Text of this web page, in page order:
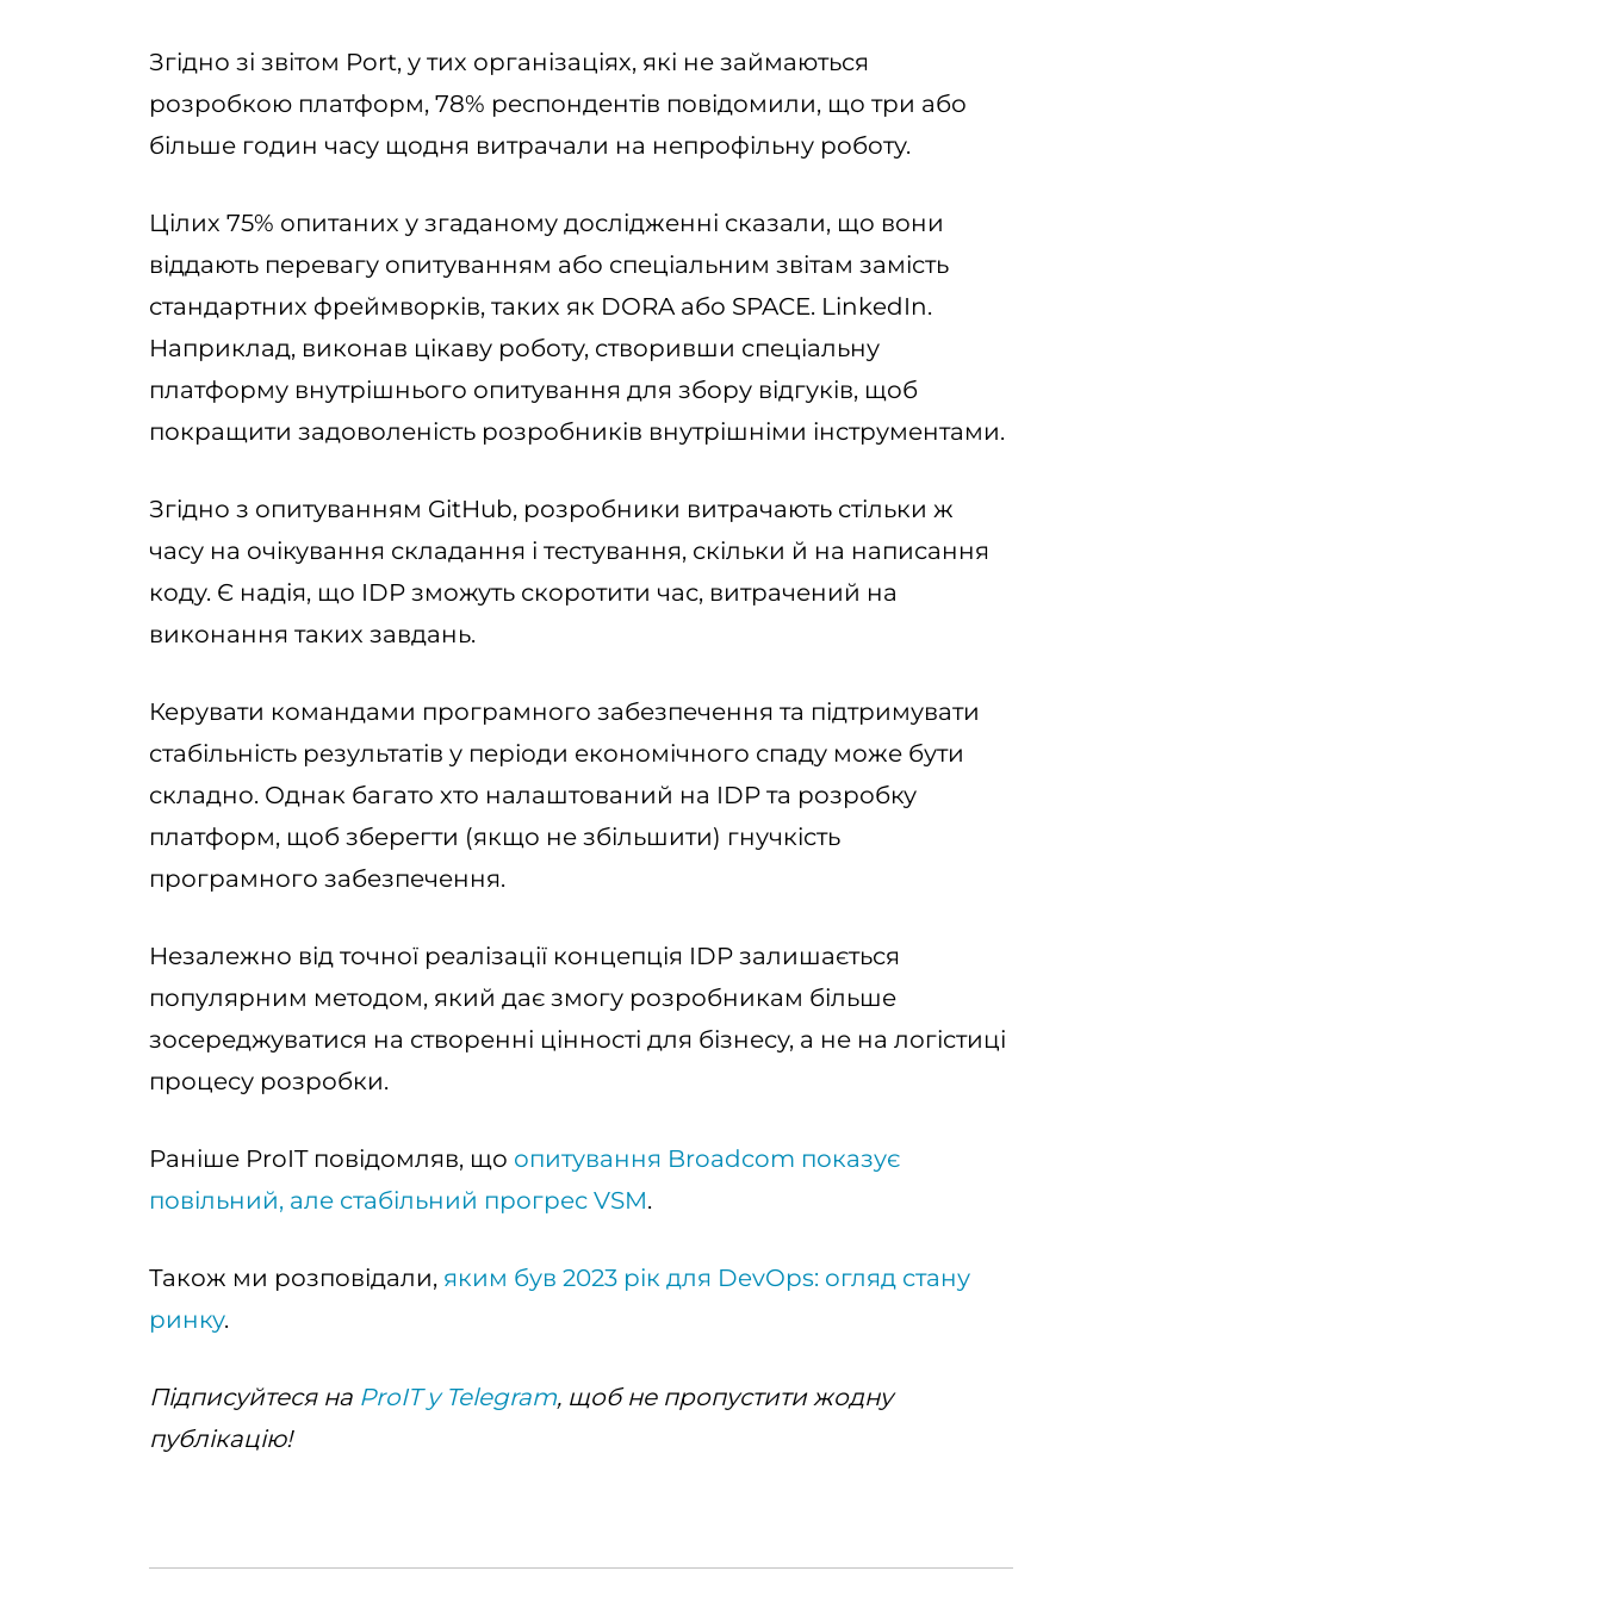
Згідно зі звітом Port, у тих організаціях, які не займаються
розробкою платформ, 78% респондентів повідомили, що три або
більше годин часу щодня витрачали на непрофільну роботу.
Цілих 75% опитаних у згаданому дослідженні сказали, що вони
віддають перевагу опитуванням або спеціальним звітам замість
стандартних фреймворків, таких як DORA або SPACE. LinkedIn.
Наприклад, виконав цікаву роботу, створивши спеціальну
платформу внутрішнього опитування для збору відгуків, щоб
покращити задоволеність розробників внутрішніми інструментами.
Згідно з опитуванням GitHub, розробники витрачають стільки ж
часу на очікування складання і тестування, скільки й на написання
коду. Є надія, що IDP зможуть скоротити час, витрачений на
виконання таких завдань.
Керувати командами програмного забезпечення та підтримувати
стабільність результатів у періоди економічного спаду може бути
складно. Однак багато хто налаштований на IDP та розробку
платформ, щоб зберегти (якщо не збільшити) гнучкість
програмного забезпечення.
Незалежно від точної реалізації концепція IDP залишається
популярним методом, який дає змогу розробникам більше
зосереджуватися на створенні цінності для бізнесу, а не на логістиці
процесу розробки.
Раніше ProIT повідомляв, що опитування Broadcom показує
повільний, але стабільний прогрес VSM.
Також ми розповідали, яким був 2023 рік для DevOps: огляд стану
ринку.
Підписуйтеся на ProIT у Telegram, щоб не пропустити жодну
публікацію!